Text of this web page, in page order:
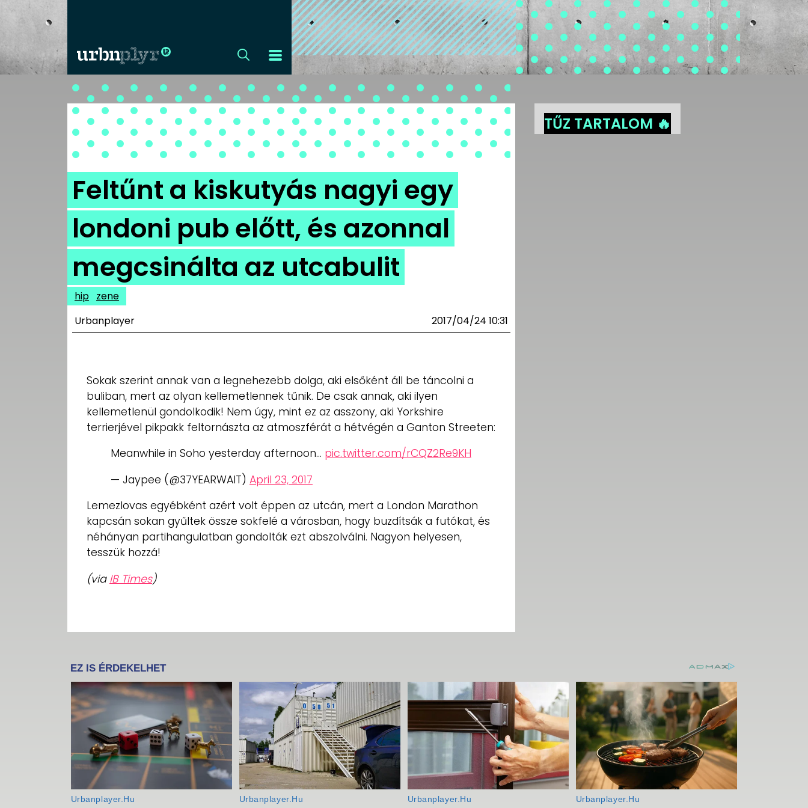
CÍMLAP
DIZÁJN
DIVAT
HIP
KULT
UTCA
MÉDIAAJÁNLAT
TÁJÉKOZTATÓ
Feltűnt a kiskutyás nagyi egy
londoni pub előtt, és azonnal
megcsinálta az utcabulit
hip zene
Urbanplayer
2017/04/24 10:31
Sokak szerint annak van a legnehezebb dolga, aki elsőként áll be táncolni a
buliban, mert az olyan kellemetlennek tűnik. De csak annak, aki ilyen
kellemetlenül gondolkodik! Nem úgy, mint ez az asszony, aki Yorkshire
terrierjével pikpakk feltornászta az atmoszférát a hétvégén a Ganton Streeten:
Meanwhile in Soho yesterday afternoon… pic.twitter.com/rCQZ2Re9KH
— Jaypee (@37YEARWAIT) April 23, 2017
Lemezlovas egyébként azért volt éppen az utcán, mert a London Marathon
kapcsán sokan gyűltek össze sokfelé a városban, hogy buzdítsák a futókat, és
néhányan partihangulatban gondolták ezt abszolválni. Nagyon helyesen,
tesszük hozzá!
(via IB Times)
TŰZ TARTALOM 🔥